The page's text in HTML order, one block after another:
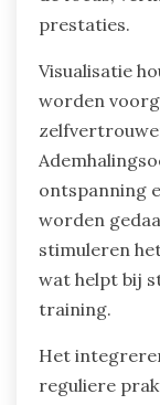
effectief
Mindfulness-
voor jonge
de focus,
prestaties.
Visualisatie
worden
ontspanning